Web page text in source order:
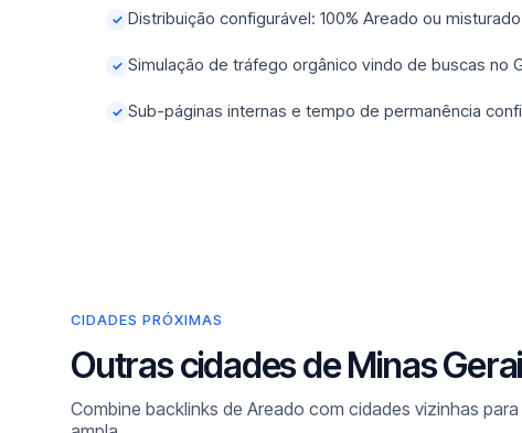
✓ Distribuição configurável: 100% Areado ou
✓ Simulação de tráfego orgânico vindo de buscas no
✓ Sub-páginas internas e tempo de permanência
CIDADES PRÓXIMAS
Outras cidades de Minas
Combine backlinks de Areado com cidades vizinhas